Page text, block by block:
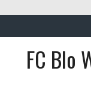
FC Blo